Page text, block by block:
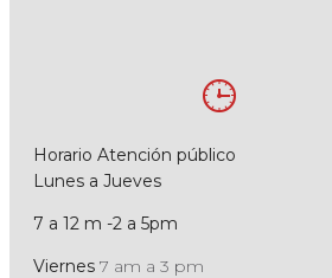
Horario Atención público
Lunes a Jueves
7 a 12 m -2 a 5pm
Viernes 7 am a 3 pm